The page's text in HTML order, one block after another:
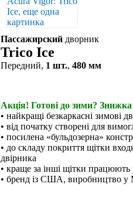
Пассажирский дворник
Trico Ice
Передний, 1 шт., 480 мм
Акція! Готові до зими? Знижка
• найкращі безкаркасні зимові
• від початку створені для
• посилена «бульдозерна»
• до складу покриття щітки
двірника
• краще за інші щітки
• бренд із США, виробництво у